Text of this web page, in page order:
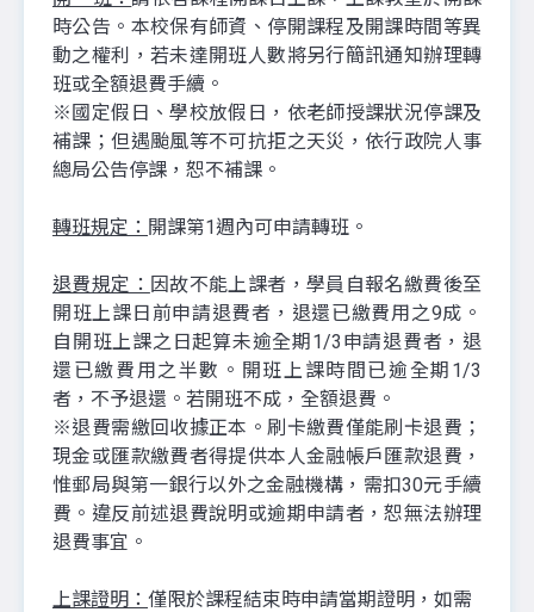
時公告。本校保有師資、停開課程及開課時間等異
動之權利，若未達開班人數將另行簡訊通知辦理轉
班或全額退費手續。
※國定假日、學校放假日，依老師授課狀況停課及
補課；但遇颱風等不可抗拒之天災，依行政院人事
總局公告停課，恕不補課。
轉班規定： 開課第1週內可申請轉班。
退費規定： 因故不能上課者，學員自報名繳費後至
開班上課日前申請退費者，退還已繳費用之9成。
自開班上課之日起算未逾全期1/3申請退費者，退
還已繳費用之半數。開班上課時間已逾全期1/3
者，不予退還。若開班不成，全額退費。
※退費需繳回收據正本。刷卡繳費僅能刷卡退費；
現金或匯款繳費者得提供本人金融帳戶匯款退費，
惟郵局與第一銀行以外之金融機構，需扣30元手續
費。違反前述退費說明或逾期申請者，恕無法辦理
退費事宜。
上課證明： 僅限於課程結束時申請當期證明，如需